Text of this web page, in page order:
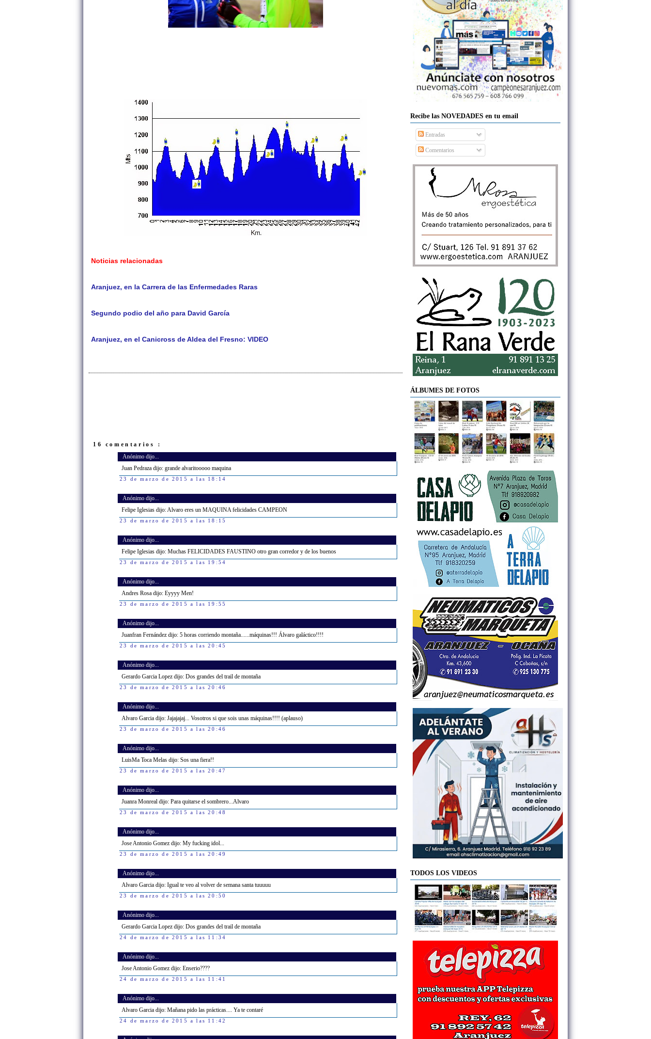
Noticias relacionadas
Aranjuez, en la Carrera de las Enfermedades Raras
Segundo podio del año para David García
Aranjuez, en el Canicross de Aldea del Fresno: VIDEO
16 comentarios :
Anónimo dijo...
Juan Pedraza dijo: grande alvaritooooo maquina
23 de marzo de 2015 a las 18:14
Anónimo dijo...
Felipe Iglesias dijo: Alvaro eres un MAQUINA felicidades CAMPEON
23 de marzo de 2015 a las 18:15
Anónimo dijo...
Felipe Iglesias dijo: Muchas FELICIDADES FAUSTINO otro gran corredor y de los buenos
23 de marzo de 2015 a las 19:54
Anónimo dijo...
Andres Rosa dijo: Eyyyy Men!
23 de marzo de 2015 a las 19:55
Anónimo dijo...
Juanfran Fernández dijo: 5 horas corriendo montaña......máquinas!!! Álvaro galáctico!!!!
23 de marzo de 2015 a las 20:45
Anónimo dijo...
Gerardo Garcia Lopez dijo: Dos grandes del trail de montaña
23 de marzo de 2015 a las 20:46
Anónimo dijo...
Alvaro Garcia dijo: Jajajajaj... Vosotros si que sois unas máquinas!!!! (aplauso)
23 de marzo de 2015 a las 20:46
Anónimo dijo...
LuisMa Toca Melas dijo: Sos una fiera!!
23 de marzo de 2015 a las 20:47
Anónimo dijo...
Juanra Monreal dijo: Para quitarse el sombrero...Alvaro
23 de marzo de 2015 a las 20:48
Anónimo dijo...
Jose Antonio Gomez dijo: My fucking idol...
23 de marzo de 2015 a las 20:49
Anónimo dijo...
Alvaro Garcia dijo: Igual te veo al volver de semana santa tuuuuu
23 de marzo de 2015 a las 20:50
Anónimo dijo...
Gerardo Garcia Lopez dijo: Dos grandes del trail de montaña
24 de marzo de 2015 a las 11:34
Anónimo dijo...
Jose Antonio Gomez dijo: Enserio????
24 de marzo de 2015 a las 11:41
Anónimo dijo...
Alvaro Garcia dijo: Mañana pido las prácticas.... Ya te contaré
24 de marzo de 2015 a las 11:42
Recibe las NOVEDADES en tu email
Entradas
Comentarios
ÁLBUMES DE FOTOS
TODOS LOS VIDEOS